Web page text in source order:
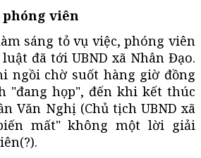
viên
sáng tỏ vụ việc, phóng viên
đã tới UBND xã Nhân Đạo.
ngồi chờ suốt hàng giờ đồng
"đang họp", đến khi kết thúc
Văn Nghị (Chủ tịch UBND xã
mất" không một lời giải